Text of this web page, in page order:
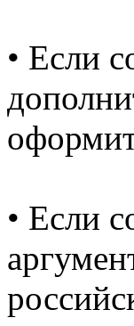
• Если
• Если